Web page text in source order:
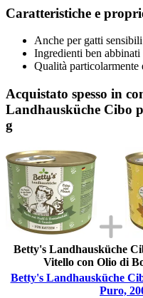
Caratteristiche e
Anche per gatti sensibili
Ingredienti ben abbinati
Qualità particolarmente
Acquistato spesso in
Landhausküche Cibo
g
Betty's Landhausküche
Vitello con Olio di
Betty's Landhausküche
Puro,